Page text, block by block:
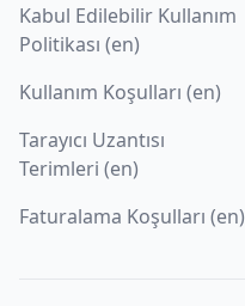
Kabul Edilebilir Kullanım
Politikası (en)
Kullanım Koşulları (en)
Tarayıcı Uzantısı
Terimleri (en)
Faturalama Koşulları (en)